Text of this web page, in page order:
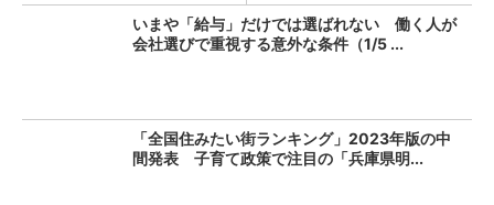
いまや「給与」だけでは選ばれない 働く人が
会社選びで重視する意外な条件（1/5 ...
「全国住みたい街ランキング」2023年版の中
間発表 子育て政策で注目の「兵庫県明...